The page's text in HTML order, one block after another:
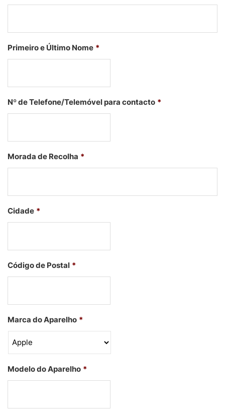
Primeiro e Último Nome *
Nº de Telefone/Telemóvel para contacto *
Morada de Recolha *
Cidade *
Código de Postal *
Marca do Aparelho *
Modelo do Aparelho *